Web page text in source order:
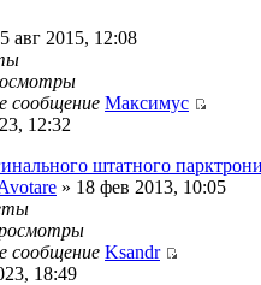
авг 2015, 12:08
сообщение Максимус
12:32
штатного
» 18 фев 2013, 10:05
сообщение Ksandr
18:49